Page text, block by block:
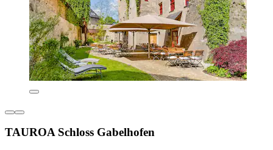
TAUROA Schloss Gabelhofen